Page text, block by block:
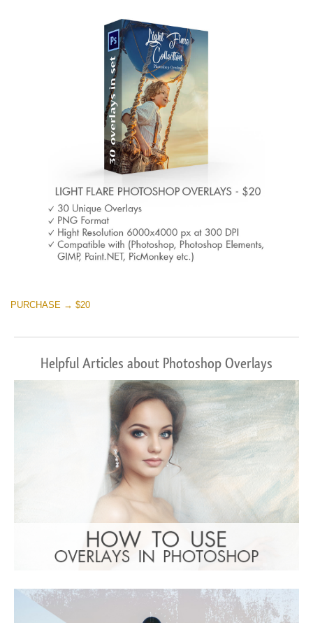
PURCHASE → $20
Helpful Articles about Photoshop Overlays